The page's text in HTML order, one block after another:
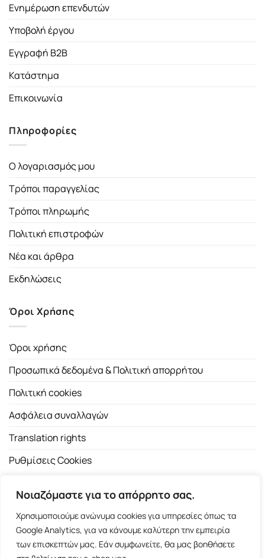
Νοιαζόμαστε για το απόρρητο σας.
Χρησιμοποιούμε ανώνυμα cookies για υπηρεσίες όπως τα
Google Analytics, για να κάνουμε καλύτερη την εμπειρία
των επισκεπτών μας. Εάν συμφωνείτε, θα μας βοηθήσετε
Ενημέρωση επενδυτών
Υποβολή έργου
Εγγραφή B2B
Κατάστημα
Επικοινωνία
Πληροφορίες
Ο λογαριασμός μου
Τρόποι παραγγελίας
Τρόποι πληρωμής
Πολιτική επιστροφών
Νέα και άρθρα
Εκδηλώσεις
Όροι Χρήσης
Όροι χρήσης
Προσωπικά δεδομένα & Πολιτική απορρήτου
Πολιτική cookies
Ασφάλεια συναλλαγών
Translation rights
Ρυθμίσεις Cookies
Copyright 2026 ©Εκδοτικός Οίκος Α.Α. Λιβάνη| All rights